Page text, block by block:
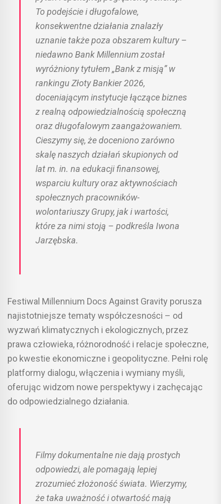
To podejście i długofalowe,
konsekwentne działania znalazły
uznanie także poza obszarem kultury –
niedawno Bank Millennium został
wyróżniony tytułem „Bank z misją” w
rankingu Złoty Bankier 2026,
doceniającym instytucje łączące biznes
z realną odpowiedzialnością społeczną
oraz długofalowym zaangażowaniem.
Cieszymy się, że doceniono zarówno
skalę naszych działań skupionych od
lat m. in. na edukacji finansowej,
wsparciu kultury oraz aktywnościach
społecznych pracowników-
wolontariuszy Grupy, jak i wartości,
które za nimi stoją – podkreśla Iwona
Jarzębska.
Festiwal Millennium Docs Against Gravity porusza
najistotniejsze tematy współczesności – od
wyzwań klimatycznych i ekologicznych, przez
prawa człowieka, różnorodność i relacje społeczne,
po kwestie ekonomiczne i geopolityczne. Pełni rolę
platformy dialogu, włączenia i wymiany myśli,
oferując widzom nowe perspektywy i zachęcając
do odpowiedzialnego działania.
Filmy dokumentalne nie dają prostych
odpowiedzi, ale pomagają lepiej
zrozumieć złożoność świata. Wierzymy,
że taka uważność i otwartość mają